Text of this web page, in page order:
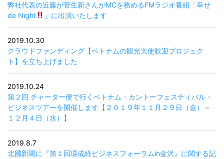
弊社代表の近藤が菅生新さんがMCを務めるFMラジオ番組「幸せ
de Night
」に出演いたします
2019.10.30
クラウドファンディング【ベトナムの観光大使歓迎プロジェク
ト】を立ち上げました
2019.10.24
第２回 チャーター便で行くベトナム・カントーフェスティバル・
ビジネスツアーを開催します【２０１９年１１月２９日（金）～
１２月４日（水）】
2019.8.7
北國新聞に『第１回環成経ビジネスフォーラムin金沢』に関する記